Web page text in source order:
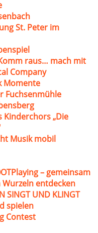
St. Peter im
raus… mach mit
Company
Momente
Fuchsenmühle
Kinderchors „Die
Musik mobil
– gemeinsam
entdecken
SINGT UND KLINGT
spielen
Contest